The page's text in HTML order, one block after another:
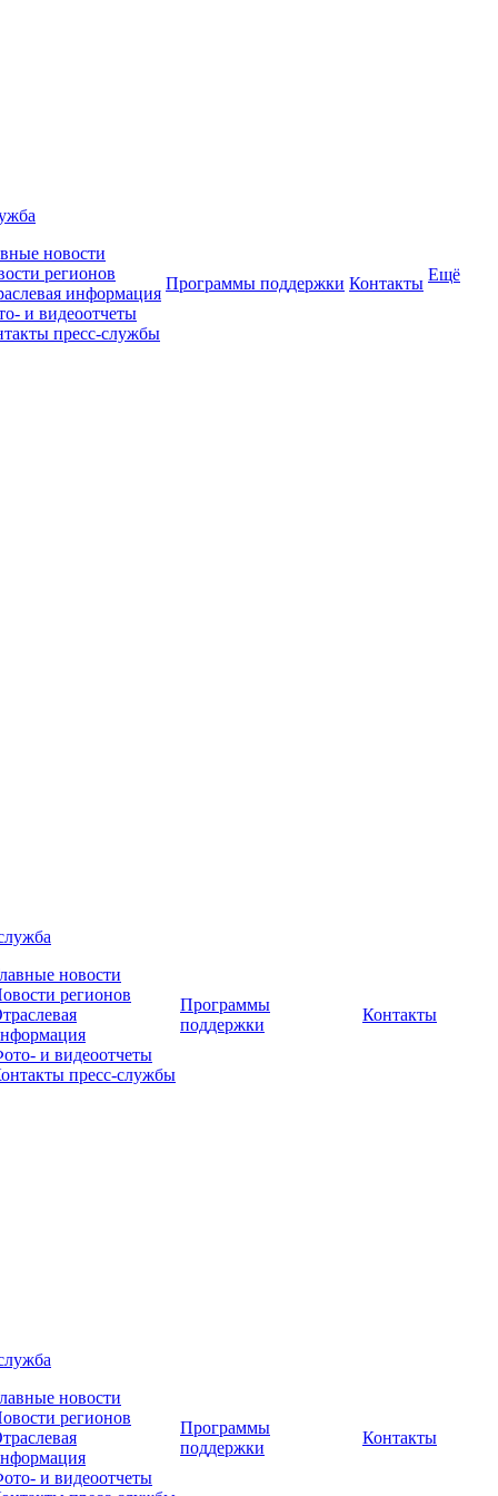
новости
регионов
информация
и видеоотчеты
пресс-службы
Программы поддержки Контакты Ещё
новости
регионов
и видеоотчеты
пресс-службы
Программы
поддержки
Контакты
новости
регионов
и видеоотчеты
Программы
поддержки
Контакты